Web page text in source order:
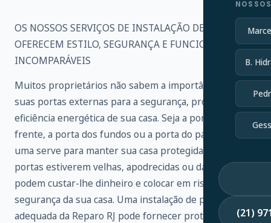
B.
(21)
OS NOSSOS SERVIÇOS DE INSTALAÇÃO DE PORTAS
OFERECEM ESTILO, SEGURANÇA E FUNCIONALIDADE
INCOMPARÁVEIS
Muitos proprietários não sabem a importância de
suas portas externas para a segurança, proteção e
eficiência energética de sua casa. Seja a porta da
frente, a porta dos fundos ou a porta do pátio, cada
uma serve para manter sua casa protegida. Se as suas
portas estiverem velhas, apodrecidas ou danificadas,
podem custar-lhe dinheiro e colocar em risco a
segurança da sua casa. Uma instalação de porta
adequada da Reparo RJ pode fornecer proteção,